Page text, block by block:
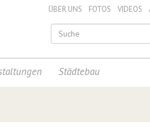
ÜBER UNS FOTOS VIDEOS
Städtebau